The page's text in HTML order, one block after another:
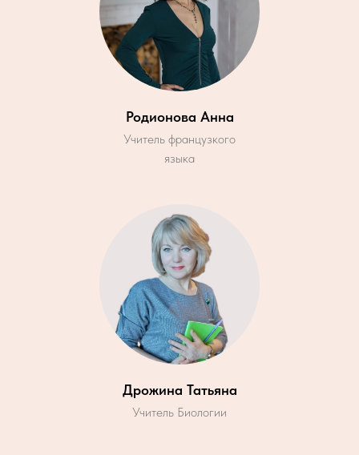
Родионова Анна
Учитель французкого
языка
Дрожина Татьяна
Учитель Биологии